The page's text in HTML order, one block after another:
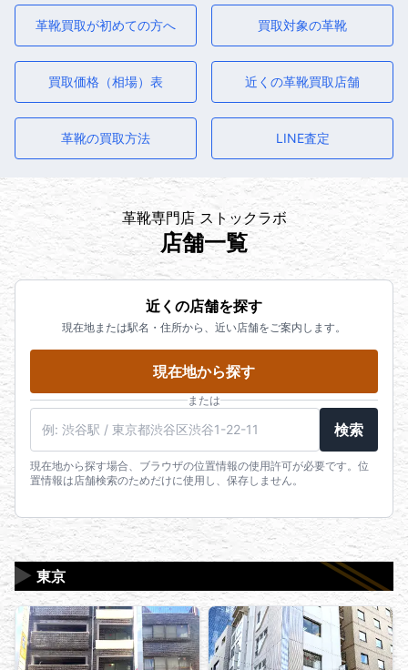
革靴買取が初めての方へ 買取対象の革靴
買取価格（相場）表 近くの革靴買取店舗
革靴の買取方法 LINE査定
革靴専門店 ストックラボ
店舗一覧
近くの店舗を探す
現在地または駅名・住所から、近い店舗をご案内します。
現在地から探す
または
検索
現在地から探す場合、ブラウザの位置情報の使用許可が必要です。位
置情報は店舗検索のためだけに使用し、保存しません。
東京
▶